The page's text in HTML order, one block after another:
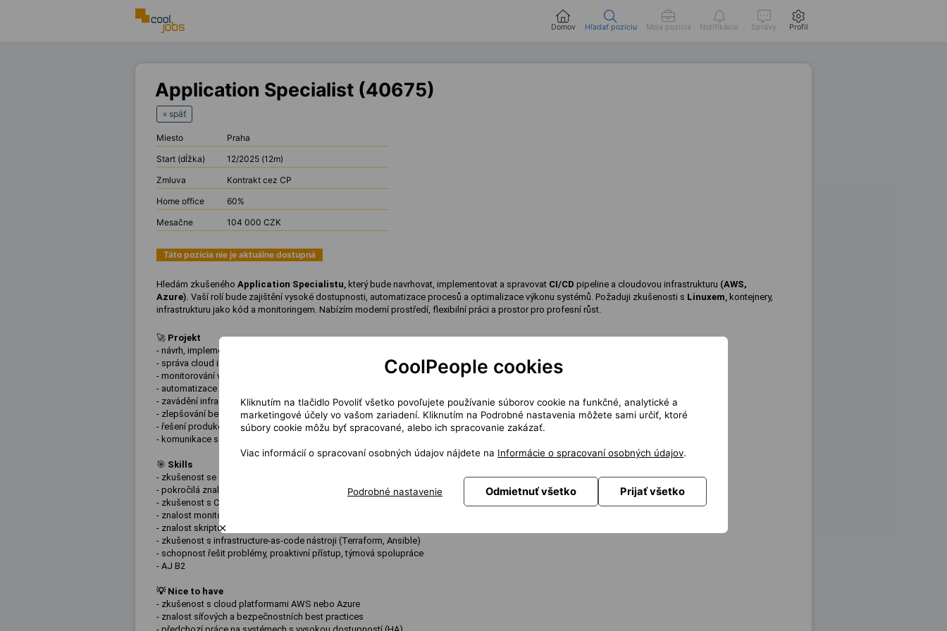
Domov Hľadať pozíciu Moja pozícia Notifikácie Správy Profil
Application Specialist (40675)
« späť
Miesto
Praha
Start (dĺžka)
12/2025 (12m)
Zmluva
Kontrakt cez CP
Home office
60%
Mesačne
104 000 CZK
Táto pozícia nie je aktuálne dostupná
Hledám zkušeného Application Specialistu který bude navrhovat, implementovat a spravovat CI/CD pipeline a cloudovou infrastrukturu (AWS,
Azure). Vaší rolí bude zajištění vysoké dostupnosti, automatizace procesů a optimalizace výkonu systémů. Požaduji zkušenosti s Linuxem kontejnery,
infrastrukturu jako kód a monitoringem. Nabízím moderní prostředí, flexibilní práci a prostor pro profesní růst.
🚀 Projekt
- návrh, implementace a správa CI/CD pipeline
- správa cloud infrastruktury (AWS, Azure) a síťových prvků (např. loadbalancery)
- monitorování výkonu systémů a zajištění jejich vysoké dostupnosti
- automatizace opakujících se činností a optimalizace pracovních postupů
- zavádění infrastruktury jako kódu (Terraform, Ansible, Helm)
- zlepšování bezpečnosti, logování a alertingu napříč prostředími
- řešení produkčních incidentů a účast v on-call režimu
- komunikace s dodavateli a každodenní provozní podpora (BAU)
🎯 Skills
- zkušenost se správou Linux/Unix systémů
- pokročilá znalost kontejnerizace (Docker, Kubernetes, VMWare)
- zkušenost s CI/CD nástroji (např. Jenkins, GitHub Actions)
- znalost monitorovacích a observačních nástrojů (Prometheus, Grafana, Zabbix, ELK)
- znalost skriptovacích jazyků (Bash, Python, SQL)
- zkušenost s infrastructure-as-code nástroji (Terraform, Ansible)
- schopnost řešit problémy, proaktivní přístup, týmová spolupráce
- AJ B2
💡 Nice to have
- zkušenost s cloud platformami AWS nebo Azure
- znalost síťových a bezpečnostních best practices
CoolPeople cookies
Kliknutím na tlačidlo Povoliť všetko povoľujete používanie súborov cookie na funkčné, analytické a
marketingové účely vo vašom zariadení. Kliknutím na Podrobné nastavenia môžete sami určiť, ktoré
súbory cookie môžu byť spracované, alebo ich spracovanie zakázať.
Viac informácií o spracovaní osobných údajov nájdete na Informácie o spracovaní osobných údajov.
Podrobné nastavenie Odmietnuť všetko Prijať všetko